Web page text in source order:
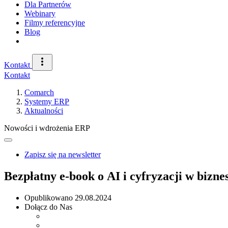
Dla Partnerów
Webinary
Filmy referencyjne
Blog
Kontakt
Kontakt
Comarch
Systemy ERP
Aktualności
Nowości i wdrożenia ERP
Zapisz się na newsletter
Bezpłatny e-book o AI i cyfryzacji w
Opublikowano 29.08.2024
Dołącz do Nas